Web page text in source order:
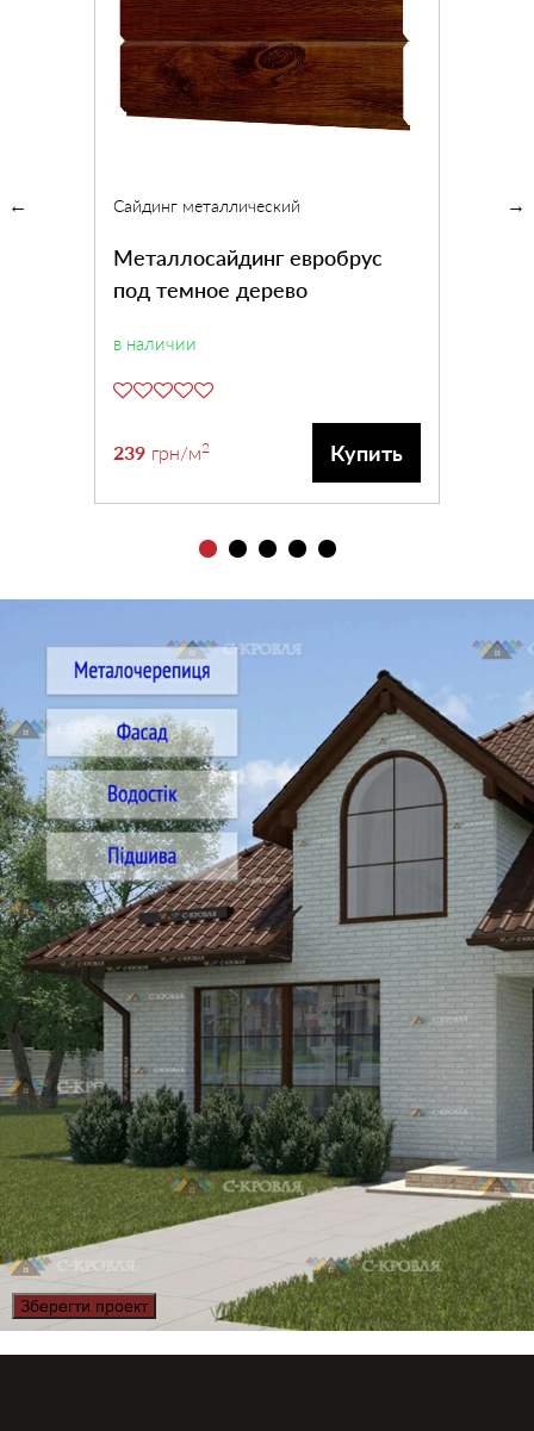
Сайдинг металлический
Металлосайдинг евробрус
под темное дерево
в наличии
239 грн/м2 Купить
Зберегти проект